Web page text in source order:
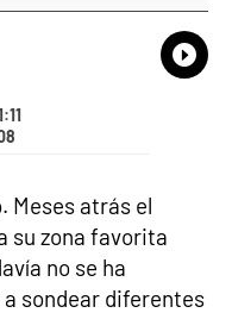
Meses atrás el
su zona favorita
no se ha
sondear diferentes